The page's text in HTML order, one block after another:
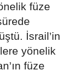
füze
İsrail’in
yönelik
füze